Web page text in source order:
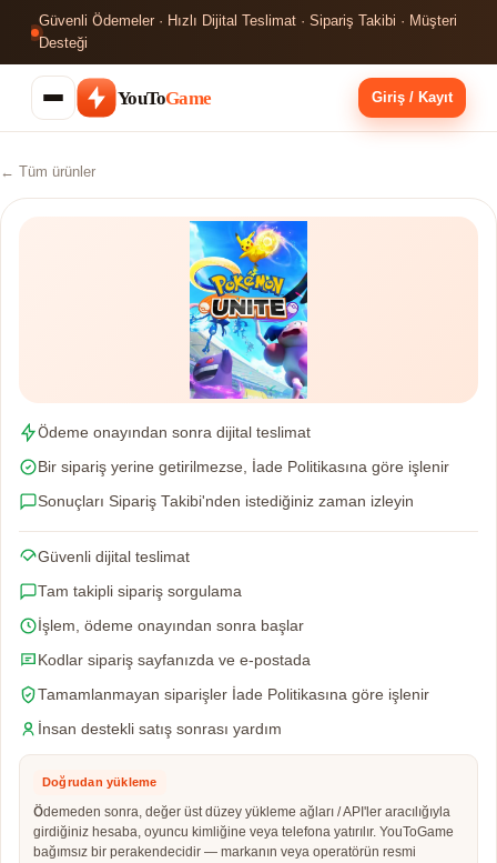
Güvenli Ödemeler · Hızlı Dijital Teslimat · Sipariş Takibi · Müşteri
Desteği
YouToGame Giriş / Kayıt
← Tüm ürünler
Ödeme onayından sonra dijital teslimat
Bir sipariş yerine getirilmezse, İade Politikasına göre işlenir
Sonuçları Sipariş Takibi'nden istediğiniz zaman izleyin
Güvenli dijital teslimat
Tam takipli sipariş sorgulama
İşlem, ödeme onayından sonra başlar
Kodlar sipariş sayfanızda ve e-postada
Tamamlanmayan siparişler İade Politikasına göre işlenir
İnsan destekli satış sonrası yardım
Doğrudan yükleme
Ödemeden sonra, değer üst düzey yükleme ağları / API'ler aracılığıyla
girdiğiniz hesaba, oyuncu kimliğine veya telefona yatırılır. YouToGame
bağımsız bir perakendecidir — markanın veya operatörün resmi